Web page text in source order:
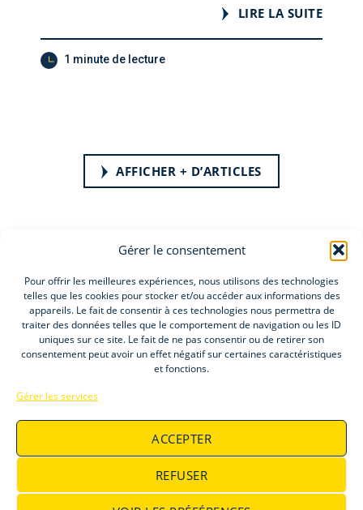
Gérer le consentement
Pour offrir les meilleures expériences, nous utilisons des technologies
telles que les cookies pour stocker et/ou accéder aux informations des
appareils. Le fait de consentir à ces technologies nous permettra de
traiter des données telles que le comportement de navigation ou les ID
uniques sur ce site. Le fait de ne pas consentir ou de retirer son
consentement peut avoir un effet négatif sur certaines caractéristiques
et fonctions.
Gérer les services
ACCEPTER
REFUSER
LIRE LA SUITE
1 minute de lecture
AFFICHER + D’ARTICLES
Accueil
Groupe Elitys
Offres d’emploi